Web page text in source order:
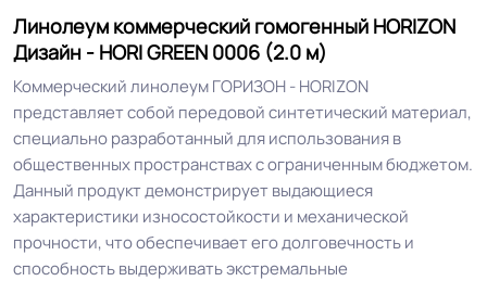
Класс горючести
КМ 2 по ФЗ 123 от 22.07.2008г, где
Класс 34+/43+ кл.
Группа истираемости Группа F
Устойчивость к химии Отличная
Линолеум коммерческий гомогенный HORIZON
Дизайн - HORI GREEN 0006 (2.0 м)
Коммерческий линолеум ГОРИЗОН - HORIZON
представляет собой передовой синтетический материал,
специально разработанный для использования в
общественных пространствах с ограниченным бюджетом.
Данный продукт демонстрирует выдающиеся
характеристики износостойкости и механической
прочности, что обеспечивает его долговечность и
способность выдерживать экстремальные